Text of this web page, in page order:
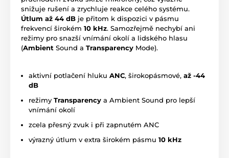
snižuje rušení a zrychluje reakce celého systému.
Útlum až 44 dB je přitom k dispozici v pásmu
frekvencí širokém 10 kHz. Samozřejmě nechybí ani
režimy pro snazší vnímání okolí a lidského hlasu
(Ambient Sound a Transparency Mode).
aktivní potlačení hluku ANC, širokopásmové, až -44
dB
režimy Transparency a Ambient Sound pro lepší
vnímání okolí
zcela přesný zvuk i při zapnutém ANC
výrazný útlum v extra širokém pásmu 10 kHz